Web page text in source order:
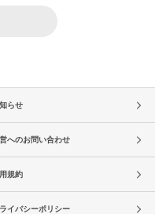
らせ
へのお問い合わせ
規約
イバシーポリシー